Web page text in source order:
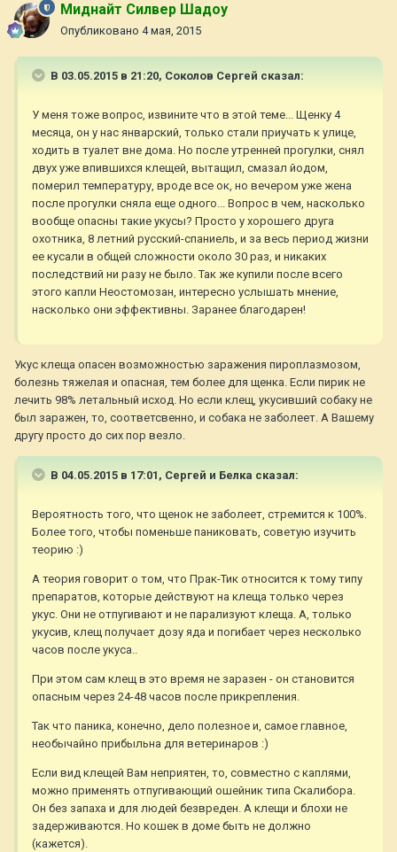
Миднайт Силвер Шадоу
Опубликовано 4 мая, 2015
В 03.05.2015 в 21:20, Соколов Сергей сказал:
У меня тоже вопрос, извините что в этой теме... Щенку 4
месяца, он у нас январский, только стали приучать к улице,
ходить в туалет вне дома. Но после утренней прогулки, снял
двух уже впившихся клещей, вытащил, смазал йодом,
померил температуру, вроде все ок, но вечером уже жена
после прогулки сняла еще одного... Вопрос в чем, насколько
вообще опасны такие укусы? Просто у хорошего друга
охотника, 8 летний русский-спаниель, и за весь период жизни
ее кусали в общей сложности около 30 раз, и никаких
последствий ни разу не было. Так же купили после всего
этого капли Неостомозан, интересно услышать мнение,
насколько они эффективны. Заранее благодарен!
Укус клеща опасен возможностью заражения пироплазмозом,
болезнь тяжелая и опасная, тем более для щенка. Если пирик не
лечить 98% летальный исход. Но если клещ, укусивший собаку не
был заражен, то, соответсвенно, и собака не заболеет. А Вашему
другу просто до сих пор везло.
В 04.05.2015 в 17:01, Сергей и Белка сказал:
Вероятность того, что щенок не заболеет, стремится к 100%.
Более того, чтобы поменьше паниковать, советую изучить
теорию :)
А теория говорит о том, что Прак-Тик относится к тому типу
препаратов, которые действуют на клеща только через
укус. Они не отпугивают и не парализуют клеща. А, только
укусив, клещ получает дозу яда и погибает через несколько
часов после укуса..
При этом сам клещ в это время не заразен - он становится
опасным через 24-48 часов после прикрепления.
Так что паника, конечно, дело полезное и, самое главное,
необычайно прибыльна для ветеринаров :)
Если вид клещей Вам неприятен, то, совместно с каплями,
можно применять отпугивающий ошейник типа Скалибора.
Он без запаха и для людей безвреден. А клещи и блохи не
задерживаются. Но кошек в доме быть не должно
(кажется).